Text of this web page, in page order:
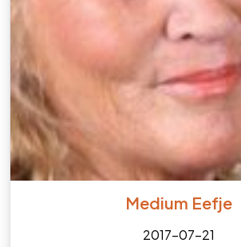
Medium Eefje
2017-07-21